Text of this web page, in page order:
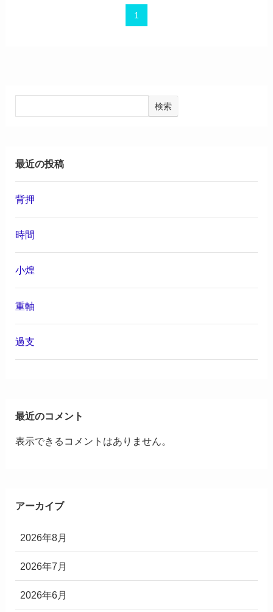
1
検索
最近の投稿
背押
時間
小煌
重軸
過支
最近のコメント
表示できるコメントはありません。
アーカイブ
2026年8月
2026年7月
2026年6月